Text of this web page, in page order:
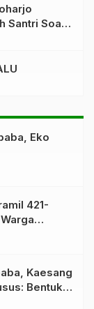
Santri Soal
Eko
421-
Kaesang
Bentuk